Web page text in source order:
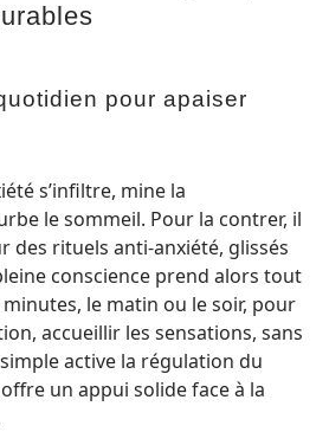
pour apaiser
s’infiltre, mine la
le sommeil. Pour la contrer, il
des rituels anti-anxiété, glissés
conscience prend alors tout
le matin ou le soir, pour
accueillir les sensations, sans
active la régulation du
un appui solide face à la